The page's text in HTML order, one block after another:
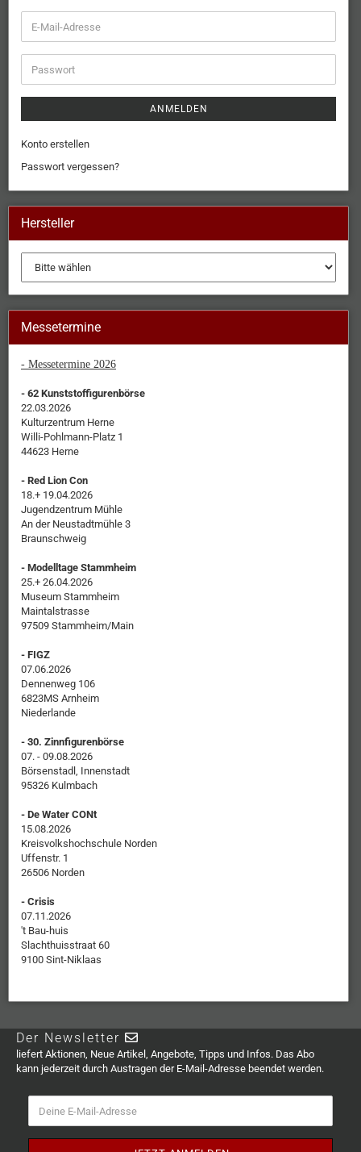
ANMELDEN
Konto erstellen
Passwort vergessen?
Hersteller
Messetermine
- Messetermine 2026
- 62 Kunststoffigurenbörse
22.03.2026
Kulturzentrum Herne
Willi-Pohlmann-Platz 1
44623 Herne
- Red Lion Con
18.+ 19.04.2026
Jugendzentrum Mühle
An der Neustadtmühle 3
Braunschweig
- Modelltage Stammheim
25.+ 26.04.2026
Museum Stammheim
Maintalstrasse
97509 Stammheim/Main
- FIGZ
07.06.2026
Dennenweg 106
6823MS Arnheim
Niederlande
- 30. Zinnfigurenbörse
07. - 09.08.2026
Börsenstadl, Innenstadt
95326 Kulmbach
- De Water CONt
15.08.2026
Kreisvolkshochschule Norden
Uffenstr. 1
26506 Norden
- Crisis
07.11.2026
't Bau-huis
Slachthuisstraat 60
9100 Sint-Niklaas
Der Newsletter
liefert Aktionen, Neue Artikel, Angebote, Tipps und Infos. Das Abo
kann jederzeit durch Austragen der E-Mail-Adresse beendet werden.